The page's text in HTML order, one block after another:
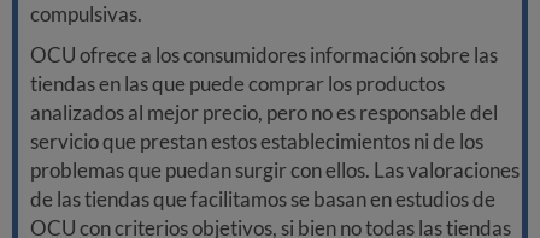
compulsivas.
OCU ofrece a los consumidores información sobre las
tiendas en las que puede comprar los productos
analizados al mejor precio, pero no es responsable del
servicio que prestan estos establecimientos ni de los
problemas que puedan surgir con ellos. Las valoraciones
de las tiendas que facilitamos se basan en estudios de
OCU con criterios objetivos, si bien no todas las tiendas